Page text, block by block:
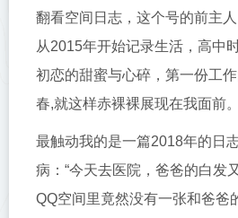
翻看空间日志，这个号的前主
从2015年开始记录生活，高中
初恋的甜蜜与心碎，第一份工
春,就这样赤裸裸展现在我面前。
最触动我的是一篇2018年的日
病：“今天去医院，爸爸的白发
QQ空间里竟然没有一张和爸爸